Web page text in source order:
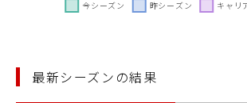
最新シーズンの結果